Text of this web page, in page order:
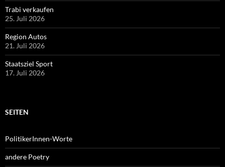
Trabi verkaufen
25. Juli 2026
Region Autos
21. Juli 2026
Staatsziel Sport
17. Juli 2026
SEITEN
PolitikerInnen-Worte
andere Poetry